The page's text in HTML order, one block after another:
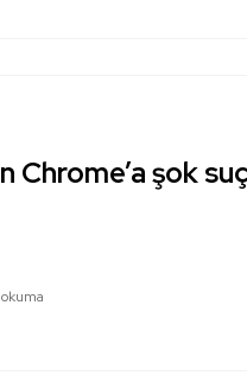
Chrome’a şok